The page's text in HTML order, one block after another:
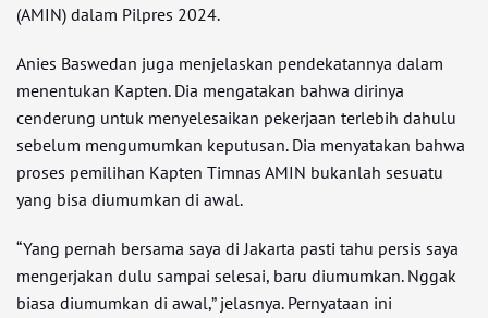
(AMIN) dalam Pilpres 2024.
Anies Baswedan juga menjelaskan pendekatannya dalam
menentukan Kapten. Dia mengatakan bahwa dirinya
cenderung untuk menyelesaikan pekerjaan terlebih dahulu
sebelum mengumumkan keputusan. Dia menyatakan bahwa
proses pemilihan Kapten Timnas AMIN bukanlah sesuatu
yang bisa diumumkan di awal.
“Yang pernah bersama saya di Jakarta pasti tahu persis saya
mengerjakan dulu sampai selesai, baru diumumkan. Nggak
biasa diumumkan di awal,” jelasnya. Pernyataan ini